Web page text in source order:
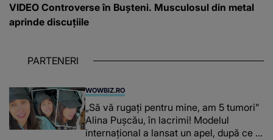
VIDEO Controverse în Bușteni. Musculosul din metal
aprinde discuțiile
PARTENERI
WOWBIZ.RO
„Să vă rugați pentru mine, am 5 tumori”
Alina Pușcău, în lacrimi! Modelul
internațional a lansat un apel, după ce a